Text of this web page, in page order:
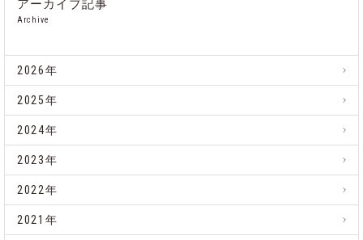
アーカイブ記事
Archive
2026年
2025年
2024年
2023年
2022年
2021年